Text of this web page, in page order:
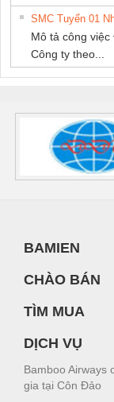
SMC Tuyển 01
Mô tả công
Công ty theo...
BAMIEN
CHÀO BÁN
TÌM MUA
DỊCH VỤ
Bamboo
gia tại Côn Đảo